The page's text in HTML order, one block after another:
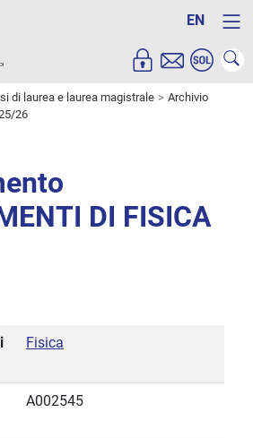
EN
di laurea e laurea magistrale
Archivio
26
DI FISICA
Fisica
A002545